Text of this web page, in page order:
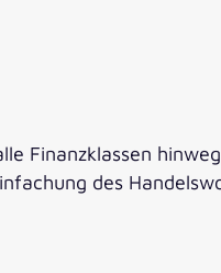
Finanzklassen
des